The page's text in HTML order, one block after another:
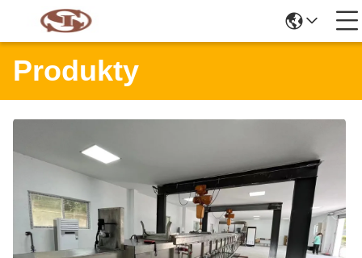
Produkty